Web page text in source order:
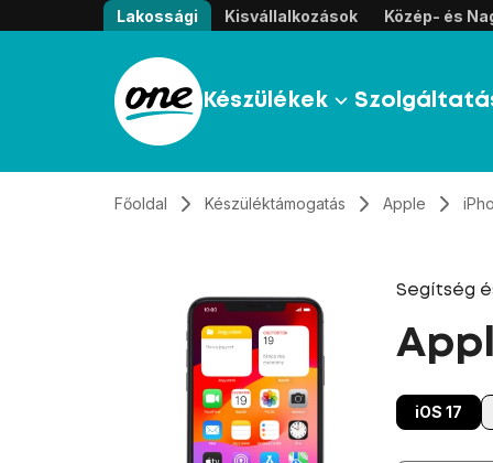
Átugrás, tovább a tartalomhoz
Lakossági Kisvállalkozások Közép- és
Készülékek
Főoldal Készüléktámogatás Apple
Segítség
iOS 17